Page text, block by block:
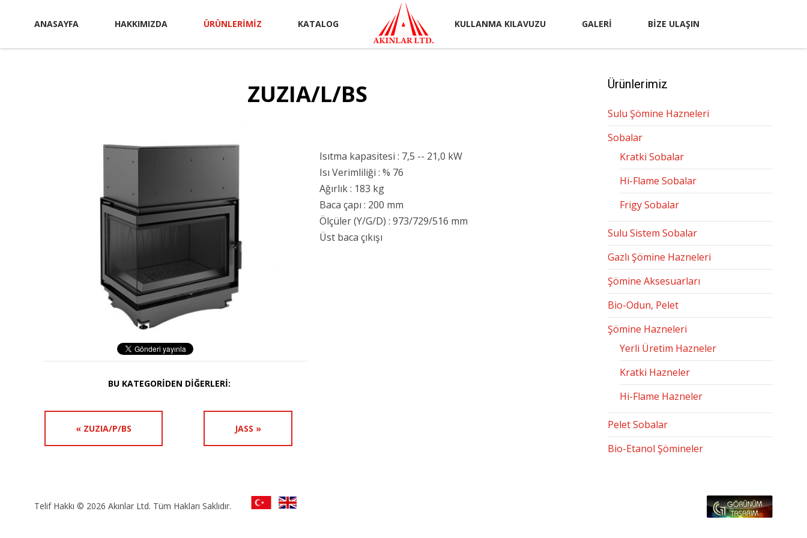
ANASAYFA HAKKIMIZDA ÜRÜNLERIMIZ KATALOG KULLANMA KILAVUZU GALERI BIZE ULAŞIN
ZUZIA/L/BS
Isıtma kapasitesi : 7,5 -- 21,0 kW
Isı Verimliliği : % 76
Ağırlık : 183 kg
Baca çapı : 200 mm
Ölçüler (Y/G/D) : 973/729/516 mm
Üst baca çıkışı
BU KATEGORIDEN DIĞERLERI:
« ZUZIA/P/BS JASS »
Ürünlerimiz
Sulu Şömine Hazneleri
Sobalar
Kratki Sobalar
Hi-Flame Sobalar
Frigy Sobalar
Sulu Sistem Sobalar
Gazlı Şömine Hazneleri
Şömine Aksesuarları
Bio-Odun, Pelet
Şömine Hazneleri
Yerli Üretim Hazneler
Kratki Hazneler
Hi-Flame Hazneler
Pelet Sobalar
Bio-Etanol Şömineler
Telif Hakkı © 2026 Akınlar Ltd. Tüm Hakları Saklıdır.